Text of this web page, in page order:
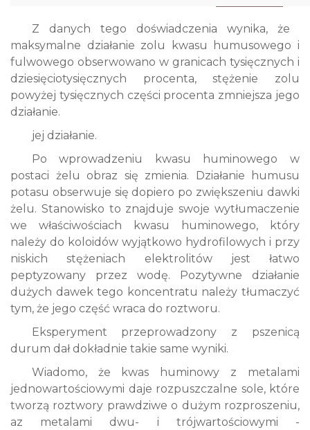
Z danych tego doświadczenia wynika, że ​​
maksymalne działanie zolu kwasu humusowego i
fulwowego obserwowano w granicach tysięcznych i
dziesięciotysięcznych procenta, stężenie zolu
powyżej tysięcznych części procenta zmniejsza jego
działanie.
jej działanie.
Po wprowadzeniu kwasu huminowego w
postaci żelu obraz się zmienia. Działanie humusu
potasu obserwuje się dopiero po zwiększeniu dawki
żelu. Stanowisko to znajduje swoje wytłumaczenie
we właściwościach kwasu huminowego, który
należy do koloidów wyjątkowo hydrofilowych i przy
niskich stężeniach elektrolitów jest łatwo
peptyzowany przez wodę. Pozytywne działanie
dużych dawek tego koncentratu należy tłumaczyć
tym, że jego część wraca do roztworu.
Eksperyment przeprowadzony z pszenicą
durum dał dokładnie takie same wyniki.
Wiadomo, że kwas huminowy z metalami
jednowartościowymi daje rozpuszczalne sole, które
tworzą roztwory prawdziwe o dużym rozproszeniu,
az metalami dwu- i trójwartościowymi -